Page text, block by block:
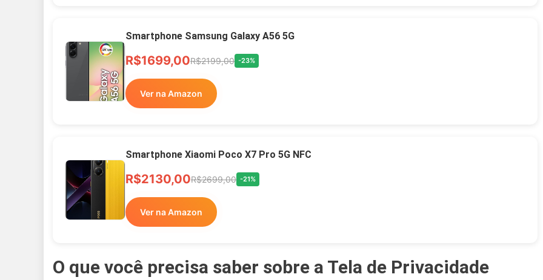
Smartphone Samsung Galaxy A56 5G
R$1699,00R$2199,00 -23%
Ver na Amazon
Smartphone Xiaomi Poco X7 Pro 5G NFC
R$2130,00R$2699,00 -21%
Ver na Amazon
O que você precisa saber sobre a Tela de Privacidade